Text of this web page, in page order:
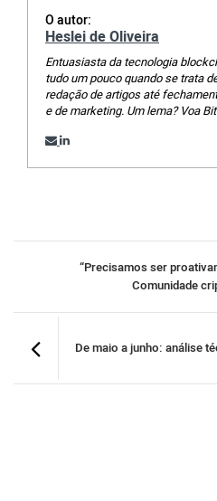
O autor:
Heslei de Oliveira
Entuasiasta da tecnologia
tudo um pouco quando se trata
redação de artigos até
e de marketing. Um lema? Voa
“Precisamos ser
Comunidade
De maio a junho: análise